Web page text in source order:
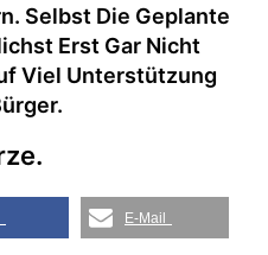
Selbst Die Geplante
Erst Gar Nicht
Viel Unterstützung
E-Mail